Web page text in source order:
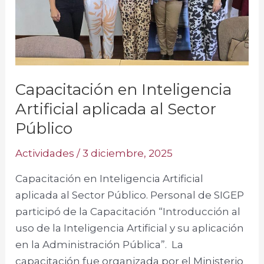
Capacitación en Inteligencia
Artificial aplicada al Sector
Público
Actividades /3 diciembre, 2025
Capacitación en Inteligencia Artificial
aplicada al Sector Público. Personal de SIGEP
participó de la Capacitación “Introducción al
uso de la Inteligencia Artificial y su aplicación
en la Administración Pública”. La
capacitación fue organizada por el Ministerio